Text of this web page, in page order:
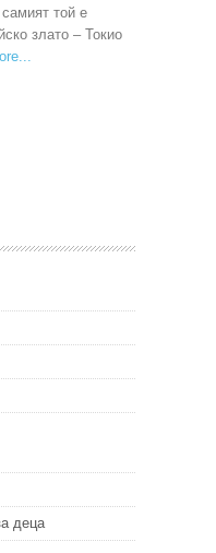
той е
злато – Токио
деца